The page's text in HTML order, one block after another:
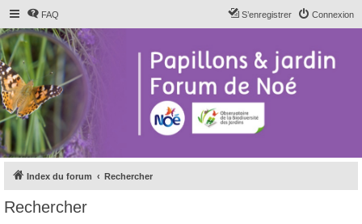
FAQ Connexion
S’enregistrer
Index du forum Rechercher
Rechercher